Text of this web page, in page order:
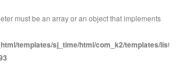
must be an array or an object that implements
templates/sj_time/html/com_k2/templates/